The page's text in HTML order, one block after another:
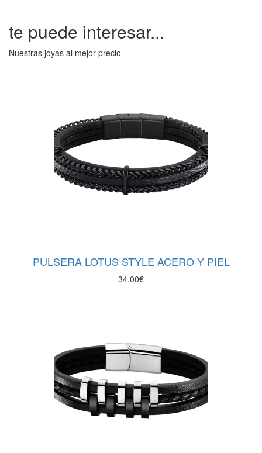
te puede interesar...
Nuestras joyas al mejor precio
PULSERA LOTUS STYLE ACERO Y PIEL
34.00€